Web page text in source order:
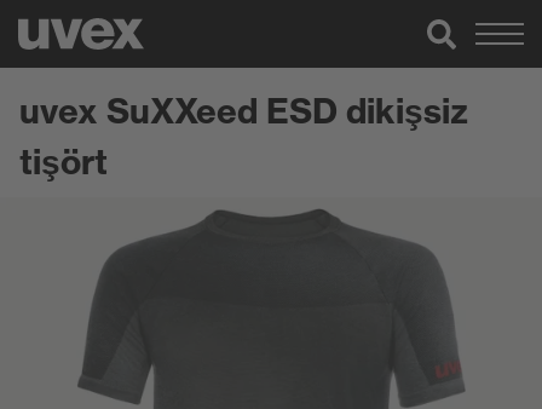
uvex SuXXeed ESD dikişsiz
tişört